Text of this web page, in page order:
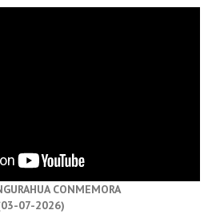
CONMEMORA
07-2026)